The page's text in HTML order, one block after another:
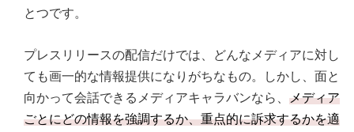
とつです。
プレスリリースの配信だけでは、どんなメディアに対し
ても画一的な情報提供になりがちなもの。しかし、面と
向かって会話できるメディアキャラバンなら、 メディア
ごとにどの情報を強調するか、重点的に訴求するかを適